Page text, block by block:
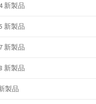
新製品
新製品
新製品
新製品
製品